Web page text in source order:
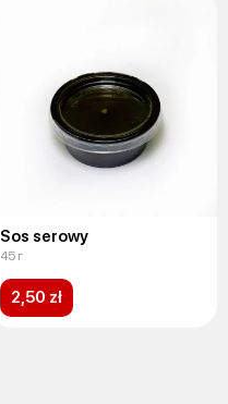
Sos serowy
45 г
2,50 zł